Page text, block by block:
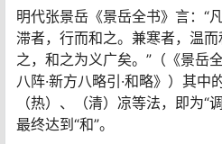
明代张景岳《景岳全书》言：“
滞者，行而和之。兼寒者，温
之，和之为义广矣。”（《景岳
八阵·新方八略引·和略》）其
（热）、（清）凉等法，即为“
最终达到“和”。